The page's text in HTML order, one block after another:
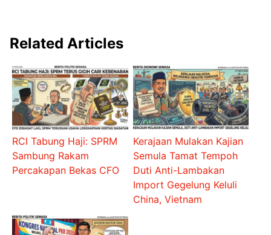
Related Articles
RCI Tabung Haji: SPRM
Sambung Rakam
Percakapan Bekas CFO
Kerajaan Mulakan Kajian
Semula Tamat Tempoh
Duti Anti-Lambakan
Import Gegelung Keluli
China, Vietnam